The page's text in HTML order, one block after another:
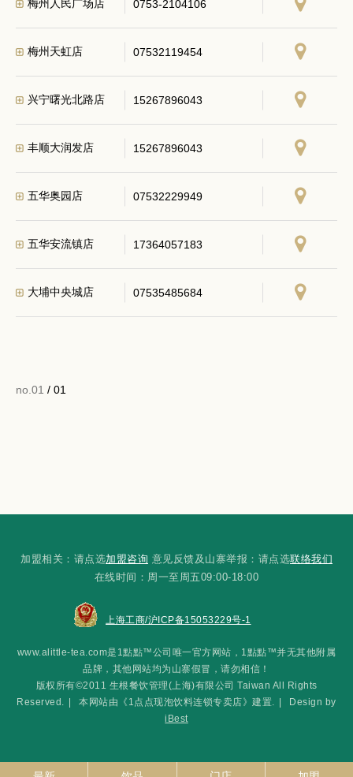
梅州人民广场店 0753-2104106
梅州天虹店 07532119454
兴宁曙光北路店 15267896043
丰顺大润发店 15267896043
五华奥园店 07532229949
五华安流镇店 17364057183
大埔中央城店 07535485684
no.01 / 01
加盟相关：请点选加盟咨询 意见反馈及山寨举报：请点选联络我们
在线时间：周一至周五09:00-18:00
www.alittle-tea.com是1點點™公司唯一官方网站，1點點™并无其他附属
品牌，其他网站均为山寨假冒，请勿相信！
版权所有©2011 生根餐饮管理(上海)有限公司 Taiwan All Rights
Reserved.
本网站由《1点点现泡饮料连锁专卖店》建置.
Design by
iBest
上海工商/沪ICP备15053229号-1